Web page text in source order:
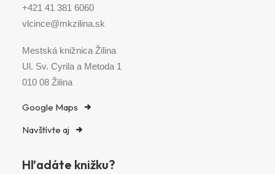
+421 41 381 6060
vlcince@mkzilina.sk
Mestská knižnica Žilina
Ul. Sv. Cyrila a Metoda 1
010 08 Žilina
Google Maps
Navštívte aj
Hľadáte knižku?